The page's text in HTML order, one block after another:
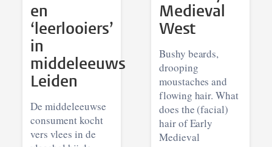
en
‘leerlooiers’
in
middeleeuws
Leiden
De middeleeuwse
consument kocht
vers vlees in de
Medieval
West
Bushy beards,
drooping
moustaches and
flowing hair. What
does the (facial)
hair of Early
Medieval